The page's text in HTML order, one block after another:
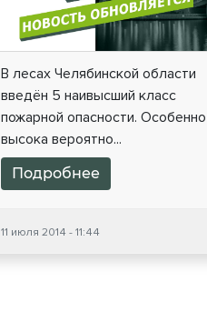
В лесах Челябинской области
введён 5 наивысший класс
пожарной опасности. Особенно
высока вероятно...
Подробнее
11 июля 2014 - 11:44